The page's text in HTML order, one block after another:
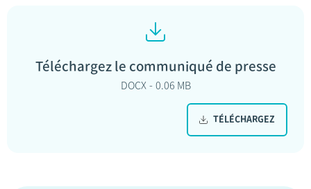
Téléchargez le communiqué de presse
DOCX 0.06 MB
TÉLÉCHARGEZ